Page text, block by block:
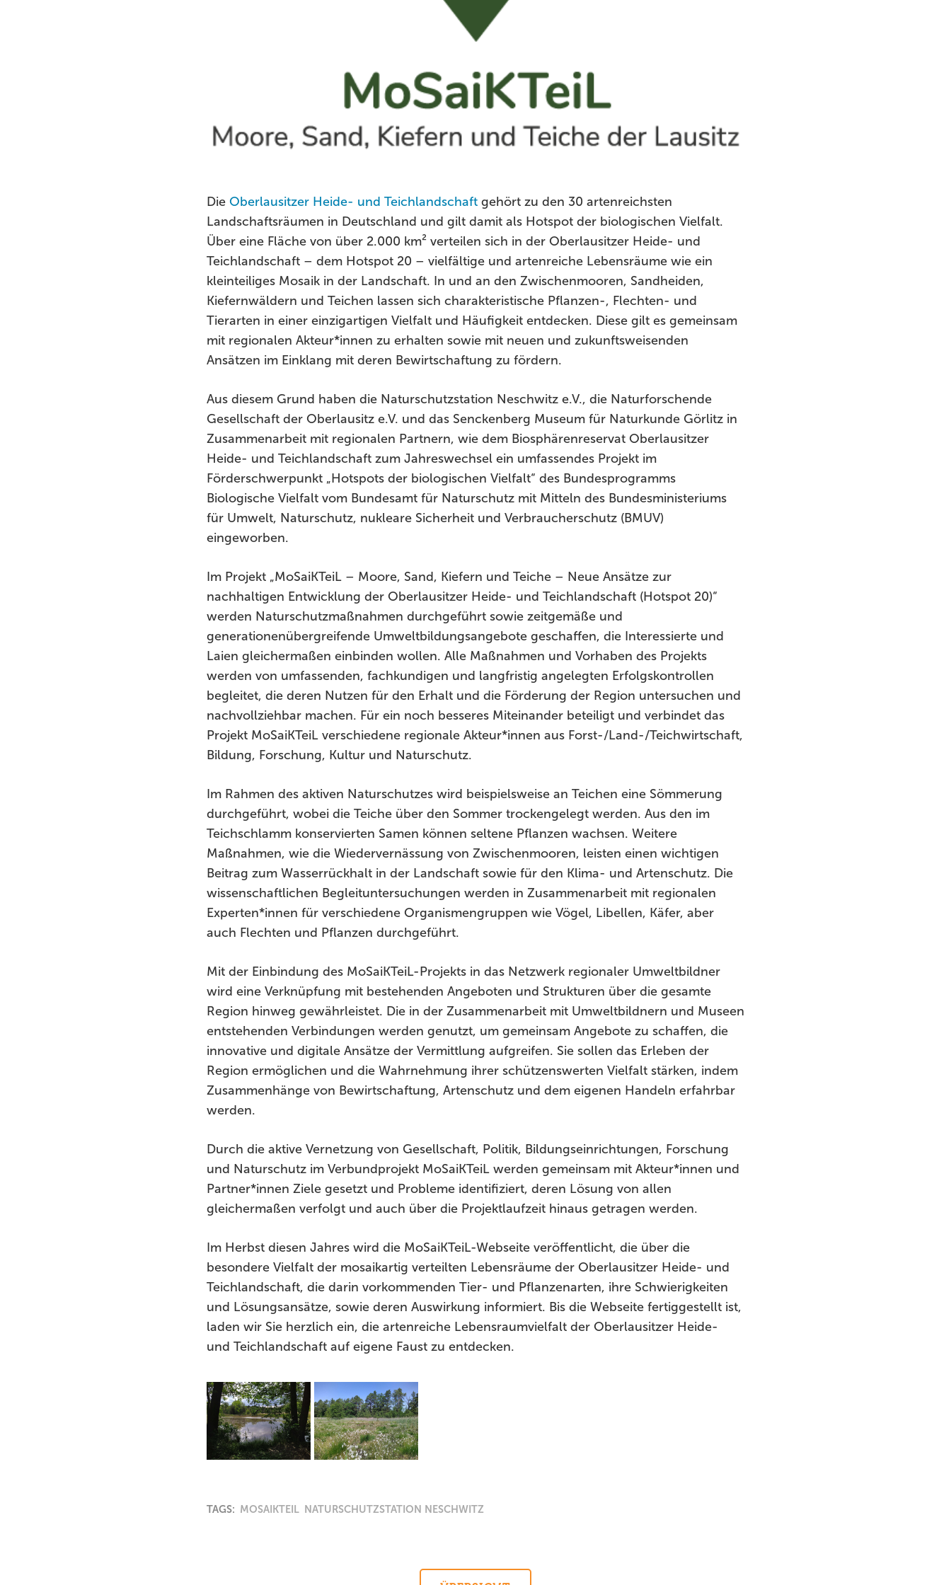
Die Oberlausitzer Heide- und Teichlandschaftgehört zu den 30 artenreichsten
Landschaftsräumen in Deutschland und gilt damit als Hotspot der biologischen Vielfalt.
Über eine Fläche von über 2.000 km² verteilen sich in der Oberlausitzer Heide- und
Teichlandschaft – dem Hotspot 20 – vielfältige und artenreiche Lebensräume wie ein
kleinteiliges Mosaik in der Landschaft. In und an den Zwischenmooren, Sandheiden,
Kiefernwäldern und Teichen lassen sich charakteristische Pflanzen-, Flechten- und
Tierarten in einer einzigartigen Vielfalt und Häufigkeit entdecken. Diese gilt es gemeinsam
mit regionalen Akteur*innen zu erhalten sowie mit neuen und zukunftsweisenden
Ansätzen im Einklang mit deren Bewirtschaftung zu fördern.
Aus diesem Grund haben die Naturschutzstation Neschwitz e.V., die Naturforschende
Gesellschaft der Oberlausitz e.V. und das Senckenberg Museum für Naturkunde Görlitz in
Zusammenarbeit mit regionalen Partnern, wie dem Biosphärenreservat Oberlausitzer
Heide- und Teichlandschaft zum Jahreswechsel ein umfassendes Projekt im
Förderschwerpunkt „Hotspots der biologischen Vielfalt“ des Bundesprogramms
Biologische Vielfalt vom Bundesamt für Naturschutz mit Mitteln des Bundesministeriums
für Umwelt, Naturschutz, nukleare Sicherheit und Verbraucherschutz (BMUV)
eingeworben.
Im Projekt „MoSaiKTeiL – Moore, Sand, Kiefern und Teiche – Neue Ansätze zur
nachhaltigen Entwicklung der Oberlausitzer Heide- und Teichlandschaft (Hotspot 20)“
werden Naturschutzmaßnahmen durchgeführt sowie zeitgemäße und
generationenübergreifende Umweltbildungsangebote geschaffen, die Interessierte und
Laien gleichermaßen einbinden wollen. Alle Maßnahmen und Vorhaben des Projekts
werden von umfassenden, fachkundigen und langfristig angelegten Erfolgskontrollen
begleitet, die deren Nutzen für den Erhalt und die Förderung der Region untersuchen und
nachvollziehbar machen. Für ein noch besseres Miteinander beteiligt und verbindet das
Projekt MoSaiKTeiL verschiedene regionale Akteur*innen aus Forst-/Land-/Teichwirtschaft,
Bildung, Forschung, Kultur und Naturschutz.
Im Rahmen des aktiven Naturschutzes wird beispielsweise an Teichen eine Sömmerung
durchgeführt, wobei die Teiche über den Sommer trockengelegt werden. Aus den im
Teichschlamm konservierten Samen können seltene Pflanzen wachsen. Weitere
Maßnahmen, wie die Wiedervernässung von Zwischenmooren, leisten einen wichtigen
Beitrag zum Wasserrückhalt in der Landschaft sowie für den Klima- und Artenschutz. Die
wissenschaftlichen Begleituntersuchungen werden in Zusammenarbeit mit regionalen
Experten*innen für verschiedene Organismengruppen wie Vögel, Libellen, Käfer, aber
auch Flechten und Pflanzen durchgeführt.
Mit der Einbindung des MoSaiKTeiL-Projekts in das Netzwerk regionaler Umweltbildner
wird eine Verknüpfung mit bestehenden Angeboten und Strukturen über die gesamte
Region hinweg gewährleistet. Die in der Zusammenarbeit mit Umweltbildnern und Museen
entstehenden Verbindungen werden genutzt, um gemeinsam Angebote zu schaffen, die
innovative und digitale Ansätze der Vermittlung aufgreifen. Sie sollen das Erleben der
Region ermöglichen und die Wahrnehmung ihrer schützenswerten Vielfalt stärken, indem
Zusammenhänge von Bewirtschaftung, Artenschutz und dem eigenen Handeln erfahrbar
werden.
Durch die aktive Vernetzung von Gesellschaft, Politik, Bildungseinrichtungen, Forschung
und Naturschutz im Verbundprojekt MoSaiKTeiL werden gemeinsam mit Akteur*innen und
Partner*innen Ziele gesetzt und Probleme identifiziert, deren Lösung von allen
gleichermaßen verfolgt und auch über die Projektlaufzeit hinaus getragen werden.
Im Herbst diesen Jahres wird die MoSaiKTeiL-Webseite veröffentlicht, die über die
besondere Vielfalt der mosaikartig verteilten Lebensräume der Oberlausitzer Heide- und
Teichlandschaft, die darin vorkommenden Tier- und Pflanzenarten, ihre Schwierigkeiten
und Lösungsansätze, sowie deren Auswirkung informiert. Bis die Webseite fertiggestellt ist,
laden wir Sie herzlich ein, die artenreiche Lebensraumvielfalt der Oberlausitzer Heide-
und Teichlandschaft auf eigene Faust zu entdecken.
TAGS: MOSAIKTEIL NATURSCHUTZSTATION NESCHWITZ